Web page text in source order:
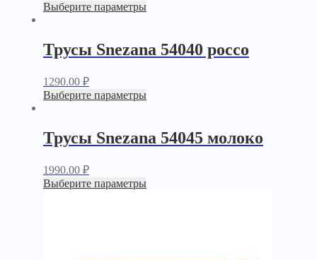
Выберите параметры
Трусы Snezana 54040 россо
1290.00 ₽
Выберите параметры
Трусы Snezana 54045 молоко
1990.00 ₽
Выберите параметры